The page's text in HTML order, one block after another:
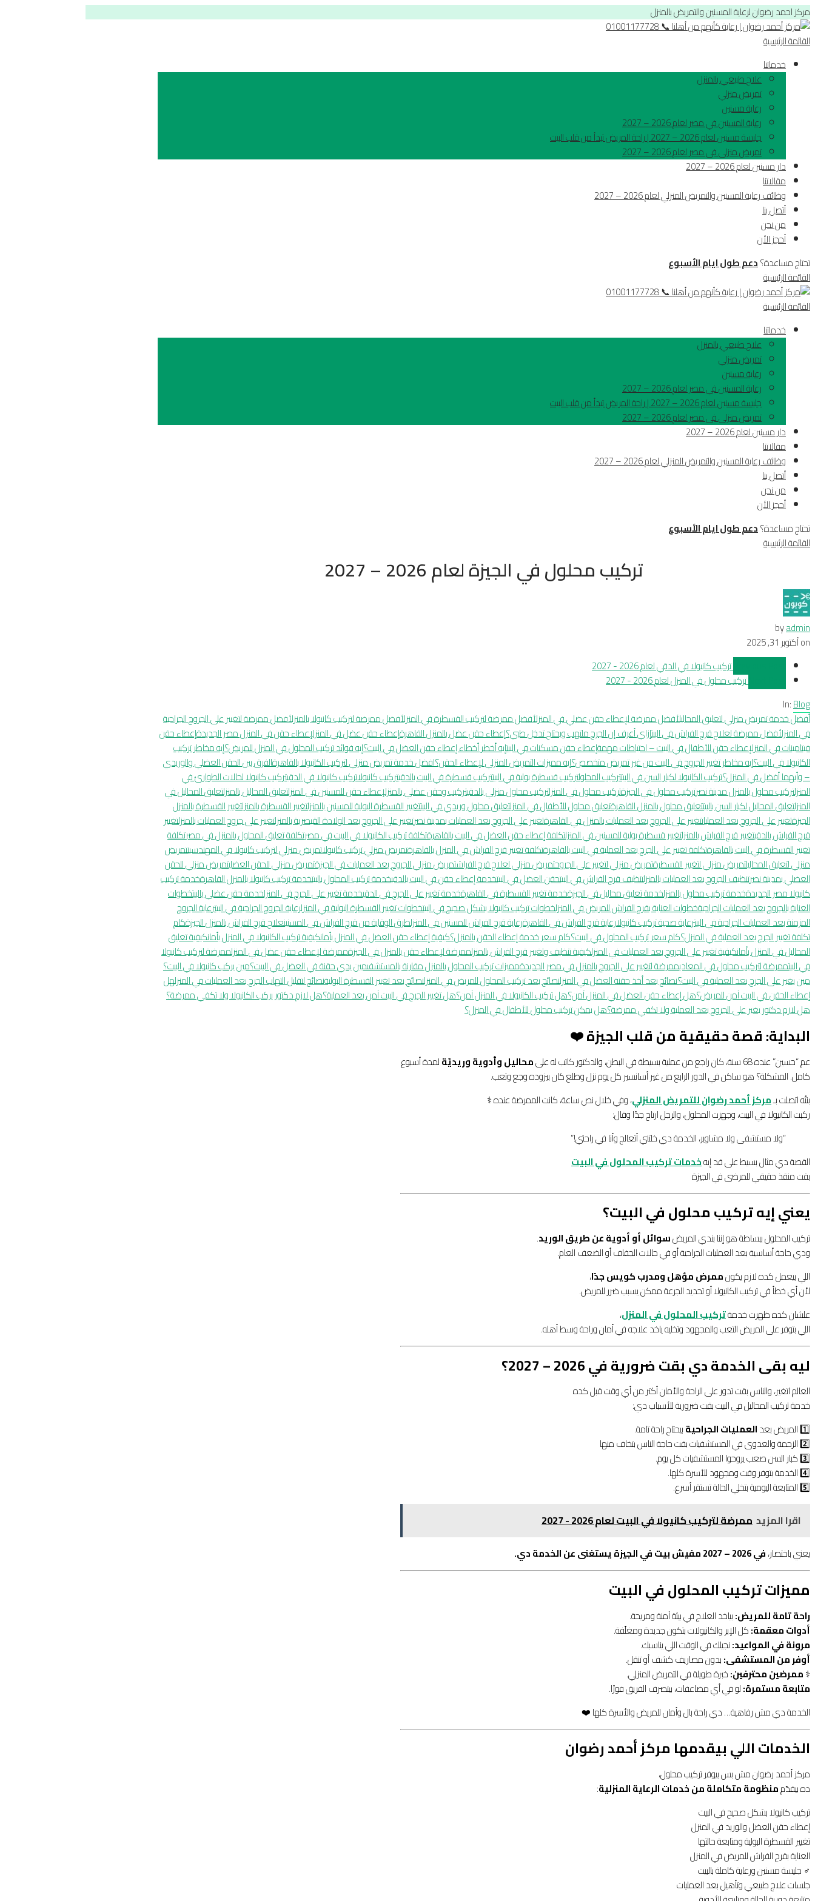
مركز احمد رضوان لرعاية المسنين والتمريض بالمنزل
القائمة الرئيسية
خدماتنا
علاج طبيعي بالمنزل
تمريض منزلي
رعاية مسنين
رعاية المسنين في مصر لعام 2026 – 2027
جليسة مسنين لعام 2026 – 2027 | راحة المريض تبدأ من قلب البيت
تمريض منزلى فى مصر لعام 2026 – 2027
دار مسنين لعام 2026 – 2027
مقالاتنا
وظائف رعاية المسنين والتمريض المنزلي لعام 2026 – 2027
أتصل بنا
من نحن
أحجز الأن
تحتاج مساعدة؟دعم طول ايام الأسبوع
القائمة الرئيسية
القائمة الرئيسية
خدماتنا
علاج طبيعي بالمنزل
تمريض منزلي
رعاية مسنين
رعاية المسنين في مصر لعام 2026 – 2027
جليسة مسنين لعام 2026 – 2027 | راحة المريض تبدأ من قلب البيت
تمريض منزلى فى مصر لعام 2026 – 2027
دار مسنين لعام 2026 – 2027
مقالاتنا
وظائف رعاية المسنين والتمريض المنزلي لعام 2026 – 2027
أتصل بنا
من نحن
أحجز الأن
تحتاج مساعدة؟دعم طول ايام الأسبوع
القائمة الرئيسية
تركيب محلول في الجيزة لعام 2026 – 2027
byadmin
onأكتوبر 31, 2025
تركيب كانيولا في الدقي لعام 2026 - 2027
تركيب محلول في المنزل لعام 2026 - 2027
In:Blog
أفضل خدمة تمريض منزلي لتعليق المحاليلأفضل ممرضة لإعطاء حقن عضلي في المنزلأفضل ممرضة لتركيب القسطرة في المنزلأفضل ممرضة لتركيب كانيولا بالمنزلأفضل ممرضة لتغيير على الجروح الجراحية
في المنزلأفضل ممرضة لعلاج قرح الفراش في البيتإزاي أعرف إن الجرح ملتهب ويحتاج تدخل طبي؟إعطاء حقن عضل بالمنزل القاهرةإعطاء حقن عضل في المنزلإعطاء حقن في المنزل مصر الجديدةإعطاء حقن
فيتامينات في المنزلإعطاء حقن للأطفال في البيت – احتياطات مهمةإعطاء حقن مسكنات في البيتإيه أخطر أخطاء إعطاء حقن العضل في البيت؟إيه فوائد تركيب المحلول في المنزل للمريض؟إيه مخاطر تركيب
الكانيولا في البيت؟إيه مخاطر تغيير الجروح في البيت من غير تمريض متخصص؟إيه مميزات التمريض المنزلي لإعطاء الحقن؟افضل خدمة تمريض منزلي لتركيب الكانيولا بالقاهرةالفرق بين الحقن العضلي والوريدي
– وأيهما أفضل في المنزل؟تركيب الكانيولا لكبار السن في البيتتركيب المحلولتركيب قسطرة بولية في البيتتركيب قسطرة في البيت بالدقيتركيب كانيولاتركيب كانيولا في الدقيتركيب كانيولا لحالات الطوارئ في
المنزلتركيب محلول بالمنزل مدينة نصرتركيب محلول في الجيزةتركيب محلول في المنزلتركيب محلول منزلي بالدقيتركيب وحقن عضلي بالمنزلإعطاء حقن للمسنين في المنزلتعليق المحاليل بالمنزلتعليق المحاليل في
المنزلتعليق المحاليل لكبار السن بالبيتتعليق محلول بالمنزل القاهرةتعليق محلول للأطفال في المنزلتعليق محلول وريدي في البيتتغيير القسطرة البولية للمسنين بالمنزلتغيير القسطرة بالمنزلتغيير القسطرة بالمنزل
الجيزةتغيير على الجروح بعد العملياتتغيير على الجروح بعد العمليات بالمنزل في القاهرةتغيير على الجروح بعد العمليات بمدينة نصرتغيير على الجروح بعد الولادة القيصرية بالمنزلتغيير على جروح العمليات بالمنزلتغيير
قرح الفراش بالدقيتغيير قرح الفراش بالمنزلتغيير قسطرة بولية للمسنين في المنزلتكلفة إعطاء حقن العضل في البيت بالقاهرةتكلفة تركيب الكانيولا في البيت في مصرتكلفة تعليق المحلول بالمنزل في مصرتكلفة
تغيير القسطرة في البيت بالقاهرةتكلفة تغيير على الجرح بعد العملية في البيت بالقاهرةتكلفة تغيير قرح الفراش في المنزل بالقاهرةتمريض منزلي تركيب كانيولاتمريض منزلي لتركيب كانيولا في المهندسينتمريض
منزلي لتعليق المحاليلتمريض منزلي لتغيير القسطرةتمريض منزلي لتغيير على الجروحتمريض منزلي لعلاج قرح الفراشتمريض منزلي للجروح بعد العمليات في الجيزةتمريض منزلي للحقن العضليتمريض منزلي للحقن
العضلي بمدينة نصرتنظيف الجروح بعد العمليات بالمنزلتنظيف قرح الفراش في البيتحقن العضل في البيتخدمة إعطاء حقن في البيت بالدقيخدمة تركيب المحلول بالبيتخدمة تركيب كانيولا بالمنزل القاهرةخدمة تركيب
كانيولا مصر الجديدةخدمة تركيب محلول بالمنزلخدمة تعليق محاليل في الجيزةخدمة تغيير القسطرة في القاهرةخدمة تغيير على الجرح في الدقيخدمة تغيير على الجرح في المنزلخدمة حقن عضلي بالبيتخطوات
العناية بالجروح بعد العمليات الجراحيةخطوات العناية بقرح الفراش للمريض في المنزلخطوات تركيب كانيولا بشكل صحيح في البيتخطوات تغيير القسطرة البولية في المنزلرعاية الجروح الجراحية في البيترعاية الجروح
المزمنة بعد العمليات الجراحية في البيترعاية صحية تركيب كانيولارعاية قرح الفراش في القاهرةرعاية قرح الفراش للمسنين في المنزلطرق الوقاية من قرح الفراش في المسنينعلاج قرح الفراش بالمنزل الجيزةكام
تكلفة تغيير الجرح بعد العملية في المنزل؟كام سعر تركيب المحلول في البيت؟كام سعر خدمة إعطاء الحقن بالمنزل؟كيفية إعطاء حقن العضل في المنزل بأمانكيفية تركيب الكانيولا في المنزل بأمانكيفية تعليق
المحاليل في المنزل بأمانكيفية تغيير على الجروح بعد العمليات في المنزلكيفية تنظيف وتغيير قرح الفراش بالمنزلممرضة لإعطاء حقن بالمنزل في الجيزةممرضة لإعطاء حقن عضل في المنزلممرضة لتركيب كانيولا
في البيتممرضة لتركيب محلول في المعاديممرضة لتغيير على الجروح بالمنزل في مصر الجديدةمميزات تركيب المحلول بالمنزل مقارنة بالمستشفىمين يدي حقنة في العضل في البيت؟مين يركب كانيولا في البيت؟
مين يغير على الجرح بعد العملية في البيت؟نصائح بعد أخذ حقنة العضل في المنزلنصائح بعد تركيب المحلول للمريض في المنزلنصائح بعد تغيير القسطرة البوليةنصائح لتقليل التهاب الجرح بعد العمليات في المنزلهل
إعطاء الحقن في البيت آمن للمريض؟هل إعطاء حقن العضل في المنزل آمن؟هل تركيب الكانيولا في المنزل آمن؟هل تغيير الجرح في البيت آمن بعد العملية؟هل لازم دكتور يركب الكانيولا ولا تكفي ممرضة؟
هل لازم دكتور يغير على الجروح بعد العملية ولا تكفي ممرضة؟هل يمكن تركيب محلول للأطفال في المنزل؟
البداية: قصة حقيقية من قلب الجيزة ❤️
عم “حسين” عنده 68 سنة، كان راجع من عملية بسيطة في البطن، والدكتور كاتب له علىمحاليل وأدوية وريديّةلمدة أسبوع
كامل.المشكلة؟ هو ساكن في الدور الرابع من غير أسانسيركل يوم نزل وطلع كان بيزوده وجع وتعب.
بنتُه اتصلت بـمركز أحمد رضوان للتمريض المنزلي،وفي خلال نص ساعة، كانت الممرضة عنده ‍⚕️
ركبت الكانيولا في البيت، وجهزت المحلول،والرجل ارتاح جدًا وقال:
“ولا مستشفى ولا مشاوير، الخدمة دي خلتني أتعالج وأنا في راحتي!”
القصة دي مثال بسيط على قد إيهخدمات تركيب المحلول في البيت
بقت منقذ حقيقي للمرضى في الجيزة
يعني إيه تركيب محلول في البيت؟
تركيب المحلول ببساطة هو إننا بندي المريضسوائل أو أدوية عن طريق الوريد.
ودي حاجة أساسية بعد العمليات الجراحية أو في حالات الجفاف أو الضعف العام.
اللي بيعمل كده لازم يكونممرض مؤهل ومدرب كويس جدًا،
لأن أي خطأ في تركيب الكانيولا أو تحديد الجرعة ممكن يسبب ضرر للمريض.
علشان كده ظهرت خدمةتركيب المحلول في المنزل،
اللي بتوفر على المريض التعب والمجهود وتخليه ياخد علاجه في أمان وراحة وسط أهله.
ليه بقى الخدمة دي بقت ضرورية في 2026 – 2027؟
العالم اتغير، والناس بقت تدور على الراحة والأمان أكتر من أي وقت قبل كده
خدمة تركيب المحاليل في البيت بقت ضرورية للأسباب دي:
1️⃣ المريض بعد
العمليات الجراحيةبيحتاج راحة تامة.
2️⃣ الزحمة والعدوى في المستشفيات بقت حاجة الناس بتخاف منها
3️⃣ كبار السن صعب يروحوا المستشفيات كل يوم.
4️⃣ الخدمة بتوفر وقت ومجهود للأسرة كلها.
5️⃣ المتابعة اليومية بتخلي الحالة تستقر أسرع.
اقرا المزيد ممرضة لتركيب كانيولا في البيت لعام 2026 - 2027
يعني باختصار،في 2026 – 2027 مفيش بيت في الجيزة يستغنى عن الخدمة دي.
مميزات تركيب المحلول في البيت
راحة تامة للمريض:بياخد العلاج في بيئة آمنة ومريحة.
أدوات معقمة:كل الإبر والكانيولات بتكون جديدة ومغلّفة.
مرونة في المواعيد:نجيلك في الوقت اللي يناسبك.
أوفر من المستشفى:بدون مصاريف كشف أو تنقل.
‍⚕️ممرضين محترفين:خبرة طويلة في التمريض المنزلي.
متابعة مستمرة:لو في أي مضاعفات، بيتصرف الفريق فورًا.
الخدمة دي مش رفاهية… دي راحة بال وأمان للمريض والأسرة كلها ❤️
الخدمات اللي بيقدمها مركز أحمد رضوان
مركز أحمد رضوان مش بس بيوفر تركيب محلول،
ده بيقدّممنظومة متكاملة من خدمات الرعاية المنزلية:
تركيب كانيولا بشكل صحيح في البيت
إعطاء حقن العضل والوريد في المنزل
تغيير القسطرة البولية ومتابعة حالتها
العناية بقرح الفراش للمريض في المنزل
‍♂️ جليسة مسنين ورعاية كاملة بالبيت
جلسات علاج طبيعي وتأهيل بعد العمليات